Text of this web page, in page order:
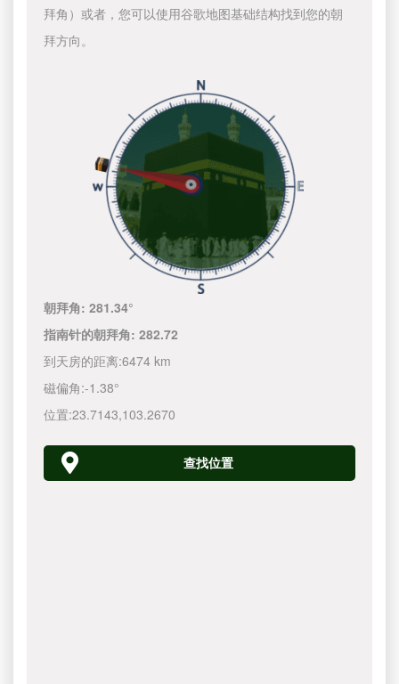
拜角）或者，您可以使用谷歌地图基础结构找到您的朝
拜方向。
朝拜角:281.34°
指南针的朝拜角:282.72
到天房的距离:6474 km
磁偏角:-1.38°
位置:23.7143,103.2670
查找位置